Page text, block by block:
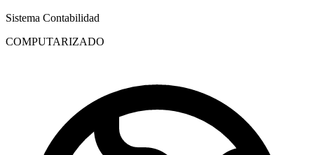
Sistema Contabilidad
COMPUTARIZADO